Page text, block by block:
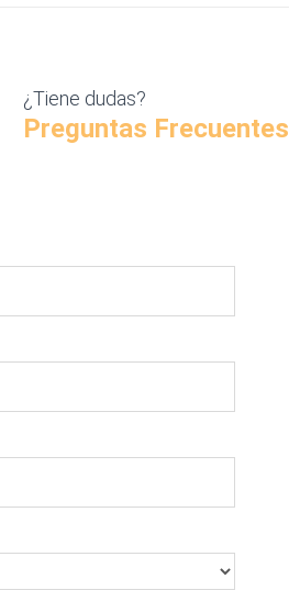
¿Tiene dudas?
Preguntas Frecuentes